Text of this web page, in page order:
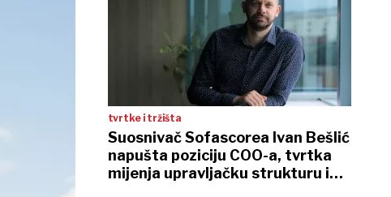
tvrtke i tržišta
Suosnivač Sofascorea Ivan Bešlić
napušta poziciju COO-a, tvrtka
mijenja upravljačku strukturu i